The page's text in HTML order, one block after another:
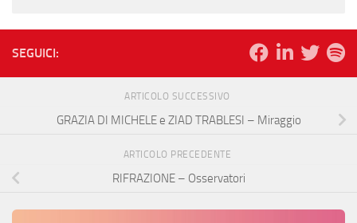
SEGUICI:
ARTICOLO SUCCESSIVO
GRAZIA DI MICHELE e ZIAD TRABLESI – Miraggio
ARTICOLO PRECEDENTE
RIFRAZIONE – Osservatori